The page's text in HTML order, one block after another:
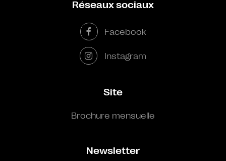
Réseaux sociaux
Facebook
Instagram
Site
Brochure mensuelle
Newsletter